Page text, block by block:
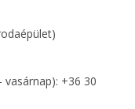
+36 30